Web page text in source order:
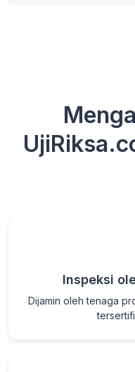
Inspeksi
Dijamin oleh tenaga